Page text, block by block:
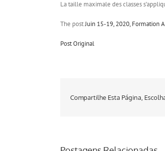
La taille maximale des classes
The postJuin 15-19, 2020, Formation
Post Original
Compartilhe Esta Página,